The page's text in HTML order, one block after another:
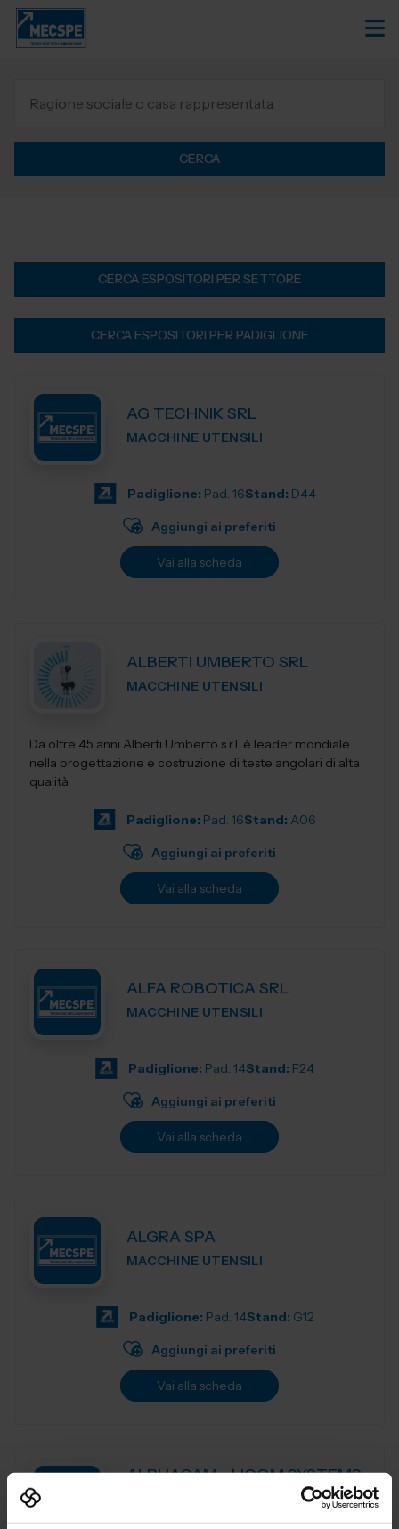
CERCA
CERCA ESPOSITORI PER SETTORE
CERCA ESPOSITORI PER PADIGLIONE
AG TECHNIK SRL
MACCHINE UTENSILI
Padiglione: Pad. 16Stand: D44
Aggiungi ai preferiti
Vai alla scheda
ALBERTI UMBERTO SRL
MACCHINE UTENSILI
Da oltre 45 anni Alberti Umberto s.r.l. è leader mondiale
nella progettazione e costruzione di teste angolari di alta
qualità
Padiglione: Pad. 16Stand: A06
Aggiungi ai preferiti
Vai alla scheda
ALFA ROBOTICA SRL
MACCHINE UTENSILI
Padiglione: Pad. 14Stand: F24
Aggiungi ai preferiti
Vai alla scheda
ALGRA SPA
MACCHINE UTENSILI
Padiglione: Pad. 14Stand: G12
Aggiungi ai preferiti
Vai alla scheda
ALPHACAM - LICOM SYSTEMS
MACCHINE UTENSILI